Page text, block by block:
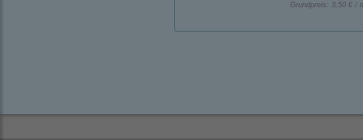
Grundpreis: 3,50 € /